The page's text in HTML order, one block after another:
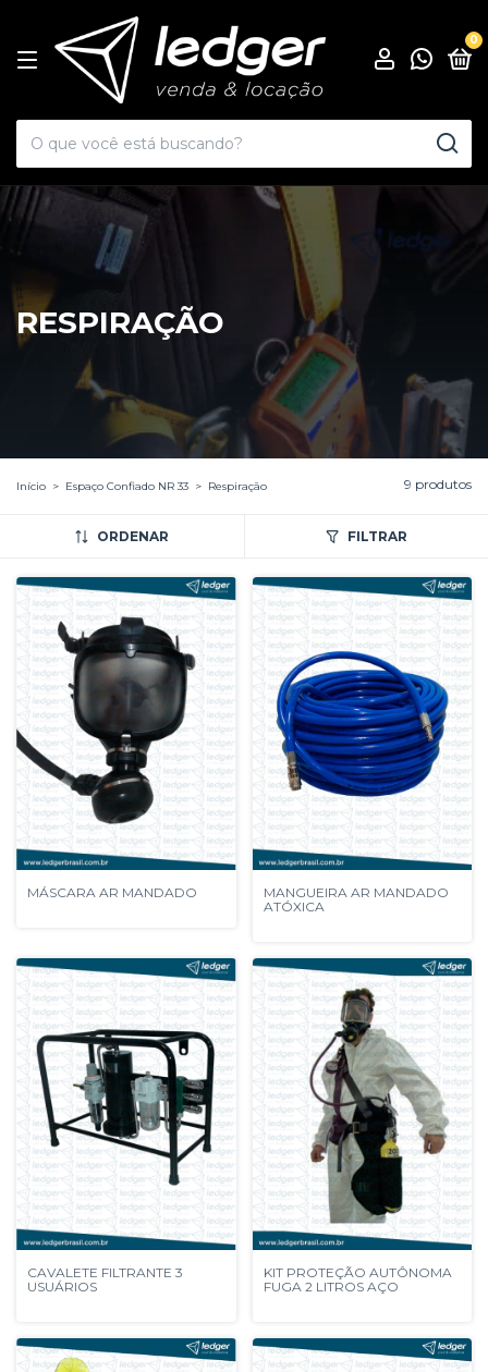
0
RESPIRAÇÃO
Início > Espaço Confiado NR 33 > Respiração 9 produtos
ORDENAR FILTRAR
MÁSCARA AR MANDADO
MANGUEIRA AR MANDADO
ATÓXICA
CAVALETE FILTRANTE 3
USUÁRIOS
KIT PROTEÇÃO AUTÔNOMA
FUGA 2 LITROS AÇO